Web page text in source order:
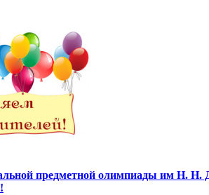
предметной олимпиады им Н. Н.